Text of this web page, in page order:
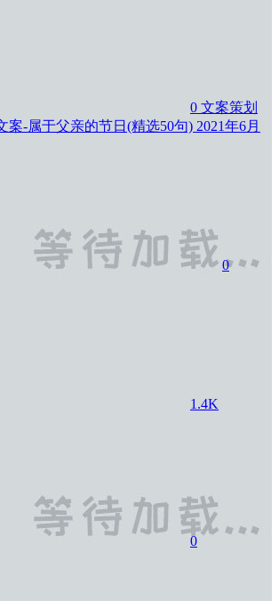
0 文案策划
案-属于父亲的节日(精选50句) 2021年6月
0
1.4K
0